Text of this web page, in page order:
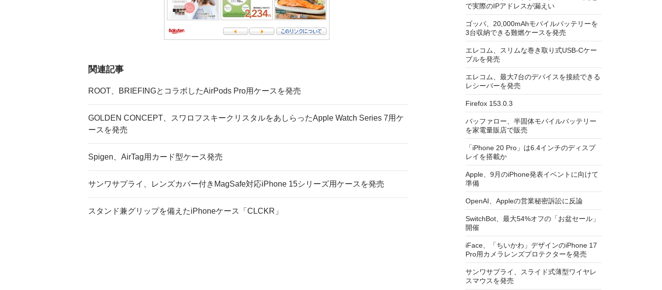
関連記事
ROOT、BRIEFINGとコラボしたAirPods Pro用ケースを発売
GOLDEN CONCEPT、スワロフスキークリスタルをあしらったApple Watch Series 7用ケ
ースを発売
Spigen、AirTag用カード型ケース発売
サンワサプライ、レンズカバー付きMagSafe対応iPhone 15シリーズ用ケースを発売
スタンド兼グリップを備えたiPhoneケース「CLCKR」
で実際のIPアドレスが漏えい
ゴッパ、20,000mAhモバイルバッテリーを
3台収納できる難燃ケースを発売
エレコム、スリムな巻き取り式USB-Cケー
ブルを発売
エレコム、最大7台のデバイスを接続できる
レシーバーを発売
Firefox 153.0.3
バッファロー、半固体モバイルバッテリー
を家電量販店で販売
「iPhone 20 Pro」は6.4インチのディスプ
レイを搭載か
Apple、9月のiPhone発表イベントに向けて
準備
OpenAI、Appleの営業秘密訴訟に反論
SwitchBot、最大54%オフの「お盆セール」
開催
iFace、「ちいかわ」デザインのiPhone 17
Pro用カメラレンズプロテクターを発売
サンワサプライ、スライド式薄型ワイヤレ
スマウスを発売